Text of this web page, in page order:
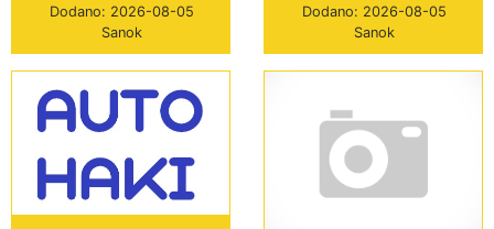
Dodano: 2026-08-05
Sanok
Dodano: 2026-08-05
Sanok